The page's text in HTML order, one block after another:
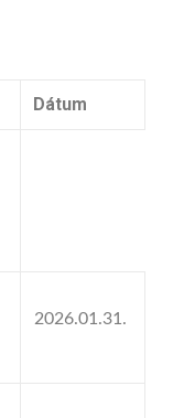
Dátum
2026.01.31.